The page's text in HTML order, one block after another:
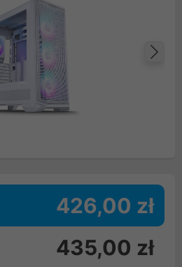
426,00 zł
435,00 zł